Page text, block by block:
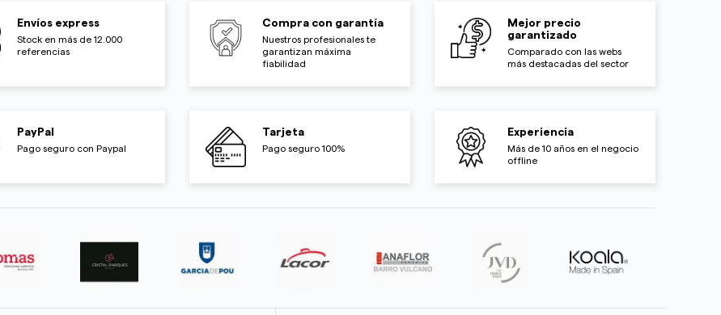
Envíos express
Stock en más de 12.000
referencias
Compra con garantía
Nuestros profesionales te
garantizan máxima
fiabilidad
Mejor precio
garantizado
Comparado con las webs
más destacadas del sector
PayPal
Pago seguro con Paypal
Tarjeta
Pago seguro 100%
Experiencia
Más de 10 años en el negocio
offline